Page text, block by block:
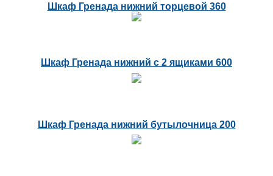
Шкаф Гренада нижний торцевой 360
Шкаф Гренада нижний с 2 ящиками 600
Шкаф Гренада нижний бутылочница 200